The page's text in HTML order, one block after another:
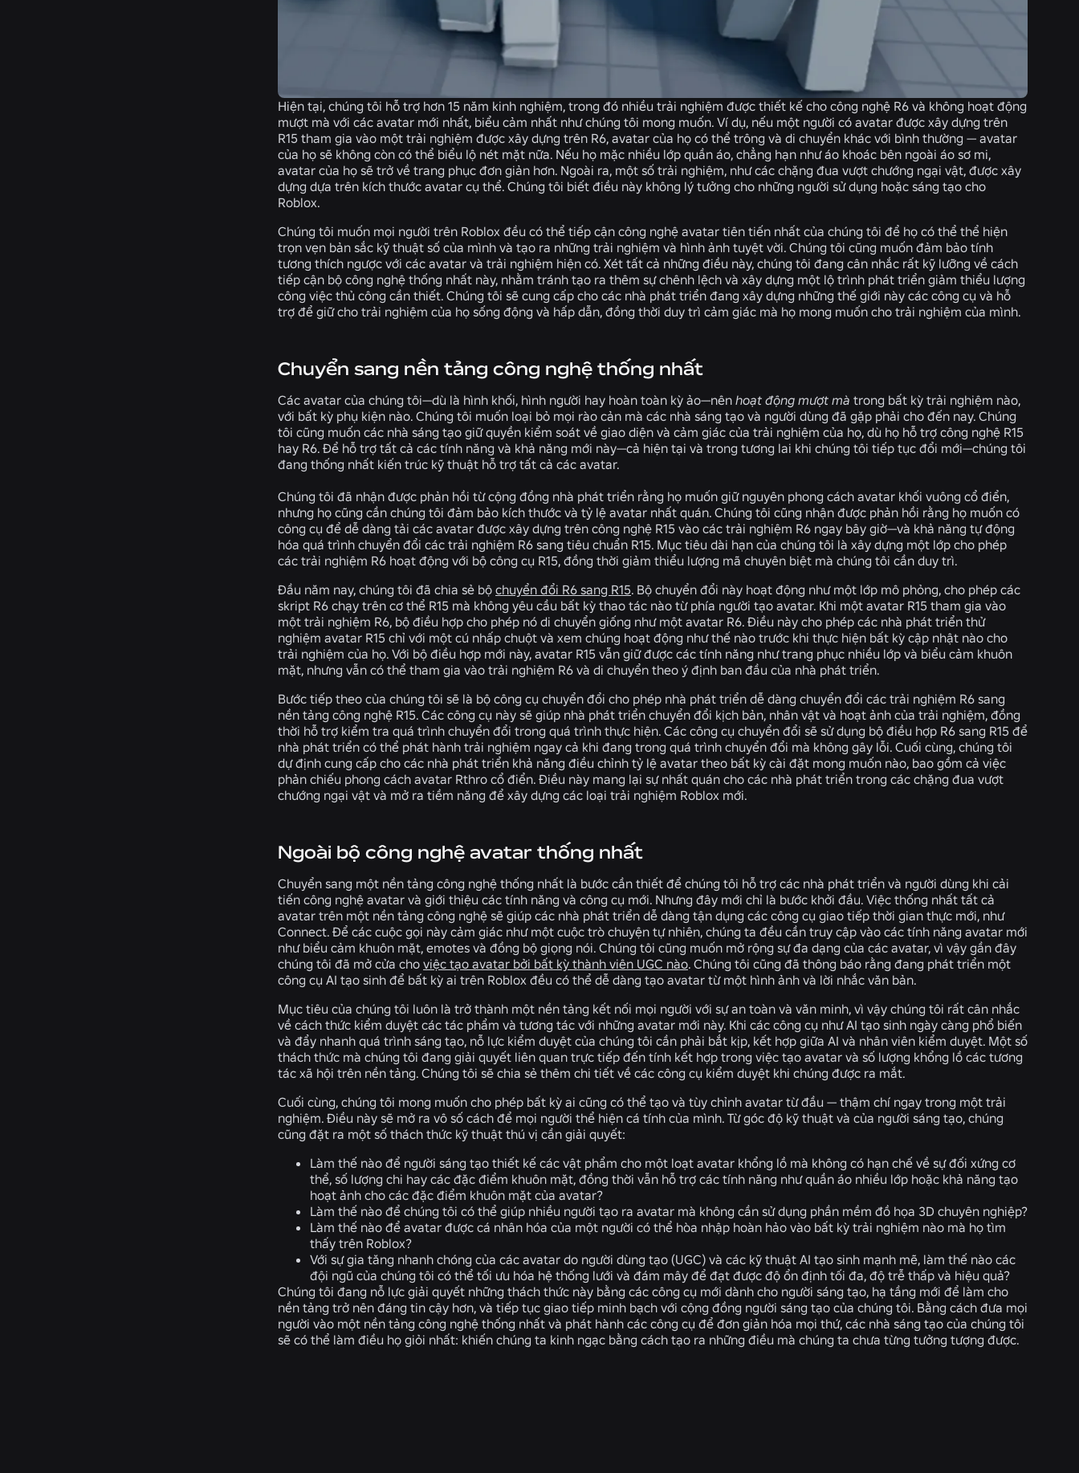
Hiện tại, chúng tôi hỗ trợ hơn 15 năm kinh nghiệm, trong đó nhiều trải nghiệm được thiết kế cho công nghệ R6 và không hoạt động
mượt mà với các avatar mới nhất, biểu cảm nhất như chúng tôi mong muốn. Ví dụ, nếu một người có avatar được xây dựng trên
R15 tham gia vào một trải nghiệm được xây dựng trên R6, avatar của họ có thể trông và di chuyển khác với bình thường — avatar
của họ sẽ không còn có thể biểu lộ nét mặt nữa. Nếu họ mặc nhiều lớp quần áo, chẳng hạn như áo khoác bên ngoài áo sơ mi,
avatar của họ sẽ trở về trang phục đơn giản hơn. Ngoài ra, một số trải nghiệm, như các chặng đua vượt chướng ngại vật, được xây
dựng dựa trên kích thước avatar cụ thể. Chúng tôi biết điều này không lý tưởng cho những người sử dụng hoặc sáng tạo cho
Roblox.
Chúng tôi muốn mọi người trên Roblox đều có thể tiếp cận công nghệ avatar tiên tiến nhất của chúng tôi để họ có thể thể hiện
trọn vẹn bản sắc kỹ thuật số của mình và tạo ra những trải nghiệm và hình ảnh tuyệt vời. Chúng tôi cũng muốn đảm bảo tính
tương thích ngược với các avatar và trải nghiệm hiện có. Xét tất cả những điều này, chúng tôi đang cân nhắc rất kỹ lưỡng về cách
tiếp cận bộ công nghệ thống nhất này, nhằm tránh tạo ra thêm sự chênh lệch và xây dựng một lộ trình phát triển giảm thiểu lượng
công việc thủ công cần thiết. Chúng tôi sẽ cung cấp cho các nhà phát triển đang xây dựng những thế giới này các công cụ và hỗ
trợ để giữ cho trải nghiệm của họ sống động và hấp dẫn, đồng thời duy trì cảm giác mà họ mong muốn cho trải nghiệm của mình.
Chuyển sang nền tảng công nghệ thống nhất
Các avatar của chúng tôi—dù là hình khối, hình người hay hoàn toàn kỳ ảo—nên hoạt động mượt mà trong bất kỳ trải nghiệm nào,
với bất kỳ phụ kiện nào. Chúng tôi muốn loại bỏ mọi rào cản mà các nhà sáng tạo và người dùng đã gặp phải cho đến nay. Chúng
tôi cũng muốn các nhà sáng tạo giữ quyền kiểm soát về giao diện và cảm giác của trải nghiệm của họ, dù họ hỗ trợ công nghệ R15
hay R6. Để hỗ trợ tất cả các tính năng và khả năng mới này—cả hiện tại và trong tương lai khi chúng tôi tiếp tục đổi mới—chúng tôi
đang thống nhất kiến trúc kỹ thuật hỗ trợ tất cả các avatar.
Chúng tôi đã nhận được phản hồi từ cộng đồng nhà phát triển rằng họ muốn giữ nguyên phong cách avatar khối vuông cổ điển,
nhưng họ cũng cần chúng tôi đảm bảo kích thước và tỷ lệ avatar nhất quán. Chúng tôi cũng nhận được phản hồi rằng họ muốn có
công cụ để dễ dàng tải các avatar được xây dựng trên công nghệ R15 vào các trải nghiệm R6 ngay bây giờ—và khả năng tự động
hóa quá trình chuyển đổi các trải nghiệm R6 sang tiêu chuẩn R15. Mục tiêu dài hạn của chúng tôi là xây dựng một lớp cho phép
các trải nghiệm R6 hoạt động với bộ công cụ R15, đồng thời giảm thiểu lượng mã chuyên biệt mà chúng tôi cần duy trì.
Đầu năm nay, chúng tôi đã chia sẻ bộ chuyển đổi R6 sang R15. Bộ chuyển đổi này hoạt động như một lớp mô phỏng, cho phép các
skript R6 chạy trên cơ thể R15 mà không yêu cầu bất kỳ thao tác nào từ phía người tạo avatar. Khi một avatar R15 tham gia vào
một trải nghiệm R6, bộ điều hợp cho phép nó di chuyển giống như một avatar R6. Điều này cho phép các nhà phát triển thử
nghiệm avatar R15 chỉ với một cú nhấp chuột và xem chúng hoạt động như thế nào trước khi thực hiện bất kỳ cập nhật nào cho
trải nghiệm của họ. Với bộ điều hợp mới này, avatar R15 vẫn giữ được các tính năng như trang phục nhiều lớp và biểu cảm khuôn
mặt, nhưng vẫn có thể tham gia vào trải nghiệm R6 và di chuyển theo ý định ban đầu của nhà phát triển.
Bước tiếp theo của chúng tôi sẽ là bộ công cụ chuyển đổi cho phép nhà phát triển dễ dàng chuyển đổi các trải nghiệm R6 sang
nền tảng công nghệ R15. Các công cụ này sẽ giúp nhà phát triển chuyển đổi kịch bản, nhân vật và hoạt ảnh của trải nghiệm, đồng
thời hỗ trợ kiểm tra quá trình chuyển đổi trong quá trình thực hiện. Các công cụ chuyển đổi sẽ sử dụng bộ điều hợp R6 sang R15 để
nhà phát triển có thể phát hành trải nghiệm ngay cả khi đang trong quá trình chuyển đổi mà không gây lỗi. Cuối cùng, chúng tôi
dự định cung cấp cho các nhà phát triển khả năng điều chỉnh tỷ lệ avatar theo bất kỳ cài đặt mong muốn nào, bao gồm cả việc
phản chiếu phong cách avatar Rthro cổ điển. Điều này mang lại sự nhất quán cho các nhà phát triển trong các chặng đua vượt
chướng ngại vật và mở ra tiềm năng để xây dựng các loại trải nghiệm Roblox mới.
Ngoài bộ công nghệ avatar thống nhất
Chuyển sang một nền tảng công nghệ thống nhất là bước cần thiết để chúng tôi hỗ trợ các nhà phát triển và người dùng khi cải
tiến công nghệ avatar và giới thiệu các tính năng và công cụ mới. Nhưng đây mới chỉ là bước khởi đầu. Việc thống nhất tất cả
avatar trên một nền tảng công nghệ sẽ giúp các nhà phát triển dễ dàng tận dụng các công cụ giao tiếp thời gian thực mới, như
Connect. Để các cuộc gọi này cảm giác như một cuộc trò chuyện tự nhiên, chúng ta đều cần truy cập vào các tính năng avatar mới
như biểu cảm khuôn mặt, emotes và đồng bộ giọng nói. Chúng tôi cũng muốn mở rộng sự đa dạng của các avatar, vì vậy gần đây
chúng tôi đã mở cửa cho việc tạo avatar bởi bất kỳ thành viên UGC nào. Chúng tôi cũng đã thông báo rằng đang phát triển một
công cụ AI tạo sinh để bất kỳ ai trên Roblox đều có thể dễ dàng tạo avatar từ một hình ảnh và lời nhắc văn bản.
Mục tiêu của chúng tôi luôn là trở thành một nền tảng kết nối mọi người với sự an toàn và văn minh, vì vậy chúng tôi rất cân nhắc
về cách thức kiểm duyệt các tác phẩm và tương tác với những avatar mới này. Khi các công cụ như AI tạo sinh ngày càng phổ biến
và đẩy nhanh quá trình sáng tạo, nỗ lực kiểm duyệt của chúng tôi cần phải bắt kịp, kết hợp giữa AI và nhân viên kiểm duyệt. Một số
thách thức mà chúng tôi đang giải quyết liên quan trực tiếp đến tính kết hợp trong việc tạo avatar và số lượng khổng lồ các tương
tác xã hội trên nền tảng. Chúng tôi sẽ chia sẻ thêm chi tiết về các công cụ kiểm duyệt khi chúng được ra mắt.
Cuối cùng, chúng tôi mong muốn cho phép bất kỳ ai cũng có thể tạo và tùy chỉnh avatar từ đầu — thậm chí ngay trong một trải
nghiệm. Điều này sẽ mở ra vô số cách để mọi người thể hiện cá tính của mình. Từ góc độ kỹ thuật và của người sáng tạo, chúng
cũng đặt ra một số thách thức kỹ thuật thú vị cần giải quyết:
Làm thế nào để người sáng tạo thiết kế các vật phẩm cho một loạt avatar khổng lồ mà không có hạn chế về sự đối xứng cơ
thể, số lượng chi hay các đặc điểm khuôn mặt, đồng thời vẫn hỗ trợ các tính năng như quần áo nhiều lớp hoặc khả năng tạo
hoạt ảnh cho các đặc điểm khuôn mặt của avatar?
Làm thế nào để chúng tôi có thể giúp nhiều người tạo ra avatar mà không cần sử dụng phần mềm đồ họa 3D chuyên nghiệp?
Làm thế nào để avatar được cá nhân hóa của một người có thể hòa nhập hoàn hảo vào bất kỳ trải nghiệm nào mà họ tìm
thấy trên Roblox?
Với sự gia tăng nhanh chóng của các avatar do người dùng tạo (UGC) và các kỹ thuật AI tạo sinh mạnh mẽ, làm thế nào các
đội ngũ của chúng tôi có thể tối ưu hóa hệ thống lưới và đám mây để đạt được độ ổn định tối đa, độ trễ thấp và hiệu quả?
Chúng tôi đang nỗ lực giải quyết những thách thức này bằng các công cụ mới dành cho người sáng tạo, hạ tầng mới để làm cho
nền tảng trở nên đáng tin cậy hơn, và tiếp tục giao tiếp minh bạch với cộng đồng người sáng tạo của chúng tôi. Bằng cách đưa mọi
người vào một nền tảng công nghệ thống nhất và phát hành các công cụ để đơn giản hóa mọi thứ, các nhà sáng tạo của chúng tôi
sẽ có thể làm điều họ giỏi nhất: khiến chúng ta kinh ngạc bằng cách tạo ra những điều mà chúng ta chưa từng tưởng tượng được.